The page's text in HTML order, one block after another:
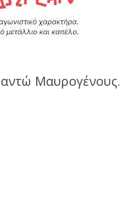
Μαυρογένους.